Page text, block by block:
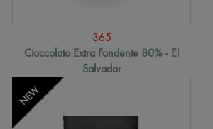
365
Cioccolato Extra Fondente 80% - El
Salvador
NEW